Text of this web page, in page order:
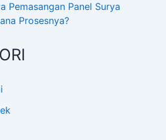
Pemasangan Panel Surya
Prosesnya?